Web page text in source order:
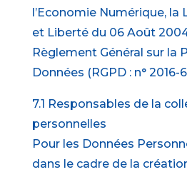
l’Economie Numérique,
et Liberté du 06 Août
Règlement Général sur la
Données (RGPD : n° 2016-
7.1 Responsables de la
personnelles
Pour les Données
dans le cadre de la